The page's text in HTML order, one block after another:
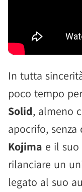
In tutta
poco tempo
Solid, almeno
apocrifo,
Kojima e il
rilanciare un
legato al suo